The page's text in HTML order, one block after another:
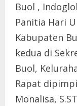
Buol ,
Panitia Hari
Kabupaten
kedua di
Buol,
Rapat
Monalisa,